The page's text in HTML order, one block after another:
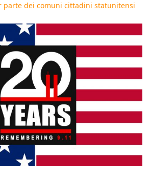
parte dei comuni cittadini statunitensi